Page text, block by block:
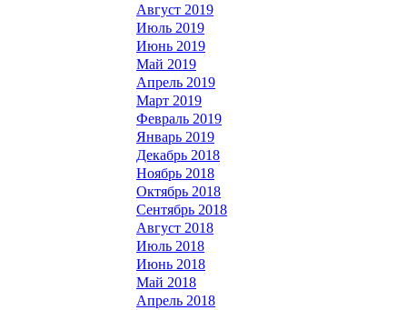
Август 2019
Июль 2019
Июнь 2019
Май 2019
Апрель 2019
Март 2019
Февраль 2019
Январь 2019
Декабрь 2018
Ноябрь 2018
Октябрь 2018
Сентябрь 2018
Август 2018
Июль 2018
Июнь 2018
Май 2018
Апрель 2018